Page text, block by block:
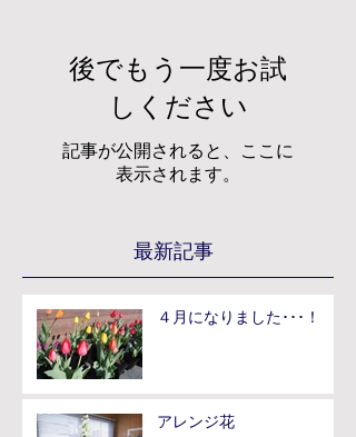
後でもう一度お試
しください
記事が公開されると、ここに
表示されます。
最新記事
４月になりました･･･！
アレンジ花